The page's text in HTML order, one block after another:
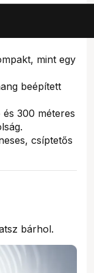
mint egy
beépített
300 méteres
csíptetős
bárhol.